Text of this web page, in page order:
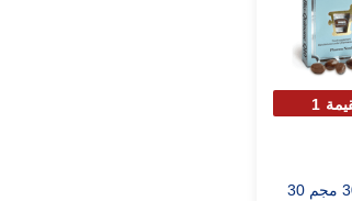
بيو كينون أكتيف 30 مجم 30